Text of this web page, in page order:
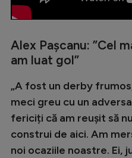
Alex Pașcanu: ”Cel
am luat gol”
„A fost un derby
meci greu cu un
fericiți că am reușit să
construi de aici. Am
noi ocaziile noastre. Ei,